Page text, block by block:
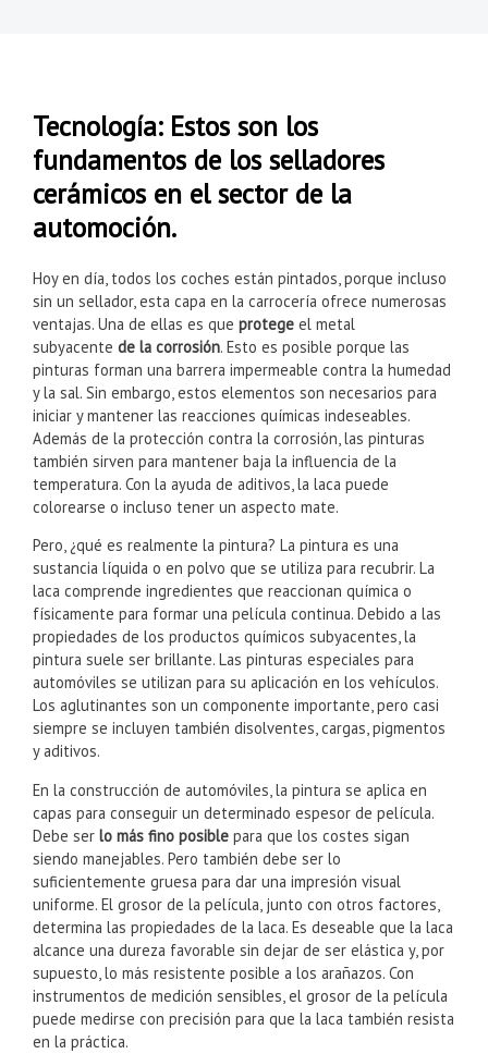
Tecnología: Estos son los
fundamentos de los selladores
cerámicos en el sector de la
automoción.
Hoy en día, todos los coches están pintados, porque incluso
sin un sellador, esta capa en la carrocería ofrece numerosas
ventajas. Una de ellas es que protege el metal
subyacente de la corrosión. Esto es posible porque las
pinturas forman una barrera impermeable contra la humedad
y la sal. Sin embargo, estos elementos son necesarios para
iniciar y mantener las reacciones químicas indeseables.
Además de la protección contra la corrosión, las pinturas
también sirven para mantener baja la influencia de la
temperatura. Con la ayuda de aditivos, la laca puede
colorearse o incluso tener un aspecto mate.
Pero, ¿qué es realmente la pintura? La pintura es una
sustancia líquida o en polvo que se utiliza para recubrir. La
laca comprende ingredientes que reaccionan química o
físicamente para formar una película continua. Debido a las
propiedades de los productos químicos subyacentes, la
pintura suele ser brillante. Las pinturas especiales para
automóviles se utilizan para su aplicación en los vehículos.
Los aglutinantes son un componente importante, pero casi
siempre se incluyen también disolventes, cargas, pigmentos
y aditivos.
En la construcción de automóviles, la pintura se aplica en
capas para conseguir un determinado espesor de película.
Debe ser lo más fino posible para que los costes sigan
siendo manejables. Pero también debe ser lo
suficientemente gruesa para dar una impresión visual
uniforme. El grosor de la película, junto con otros factores,
determina las propiedades de la laca. Es deseable que la laca
alcance una dureza favorable sin dejar de ser elástica y, por
supuesto, lo más resistente posible a los arañazos. Con
instrumentos de medición sensibles, el grosor de la película
puede medirse con precisión para que la laca también resista
en la práctica.